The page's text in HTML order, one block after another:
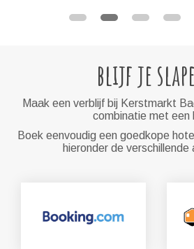
blijf je
Maak een verblijf bij Kerstmarkt
combinatie met een
Boek eenvoudig een goedkope
hieronder de verschillende